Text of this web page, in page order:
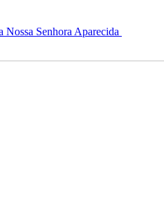
Nossa Senhora Aparecida